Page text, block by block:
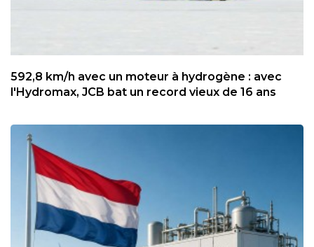
592,8 km/h avec un moteur à hydrogène : avec
l'Hydromax, JCB bat un record vieux de 16 ans